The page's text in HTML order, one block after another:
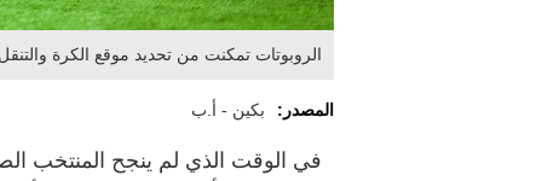
الروبوتات تمكنت من تحديد موقع الكرة
المصدر: بكين - أ.ب
في الوقت الذي لم ينجح المنتخب